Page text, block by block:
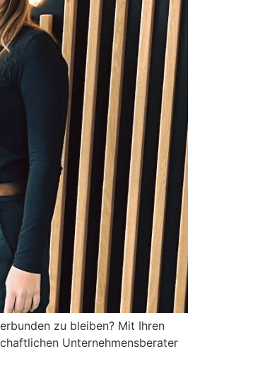
zu bleiben? Mit Ihren
Unternehmensberater